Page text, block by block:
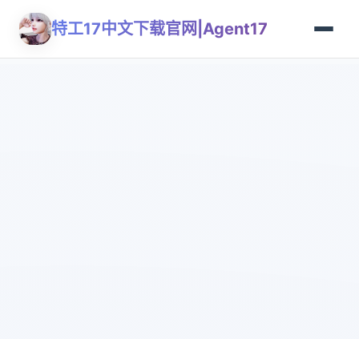
特工17中文下载官网|Agent17